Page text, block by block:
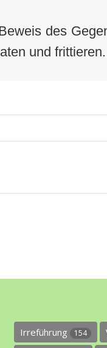
des
und
Irreführung 154